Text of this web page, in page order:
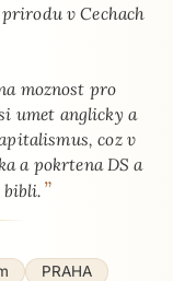
v Cechach
moznost pro
umet anglicky a
coz v
a pokrtena DS a
bibli. ”
PRAHA